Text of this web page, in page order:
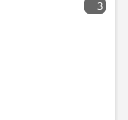
3